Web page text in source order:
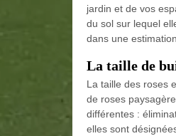
jardin et de vos
du sol sur lequel
dans une
La taille de
La taille des roses
de roses
différentes :
elles sont